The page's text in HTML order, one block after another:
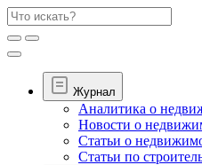
Журнал
Аналитика о
Новости о
Статьи о
Статьи по